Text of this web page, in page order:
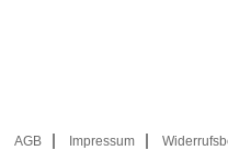
AGB Impressum